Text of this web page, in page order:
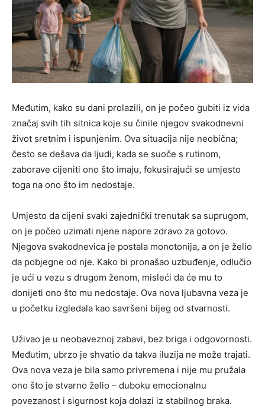
Međutim, kako su dani prolazili, on je počeo gubiti iz vida
značaj svih tih sitnica koje su činile njegov svakodnevni
život sretnim i ispunjenim. Ova situacija nije neobična;
često se dešava da ljudi, kada se suoče s rutinom,
zaborave cijeniti ono što imaju, fokusirajući se umjesto
toga na ono što im nedostaje.
Umjesto da cijeni svaki zajednički trenutak sa suprugom,
on je počeo uzimati njene napore zdravo za gotovo.
Njegova svakodnevica je postala monotonija, a on je želio
da pobjegne od nje. Kako bi pronašao uzbuđenje, odlučio
je ući u vezu s drugom ženom, misleći da će mu to
donijeti ono što mu nedostaje. Ova nova ljubavna veza je
u početku izgledala kao savršeni bijeg od stvarnosti.
Uživao je u neobaveznoj zabavi, bez briga i odgovornosti.
Međutim, ubrzo je shvatio da takva iluzija ne može trajati.
Ova nova veza je bila samo privremena i nije mu pružala
ono što je stvarno želio – duboku emocionalnu
povezanost i sigurnost koja dolazi iz stabilnog braka.